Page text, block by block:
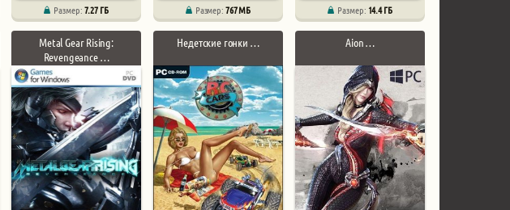
Размер:7.27 ГБ Размер:767 МБ Размер: 14.4 ГБ
Metal Gear Rising:
Revengeance …
Недетские гонки … Aion …